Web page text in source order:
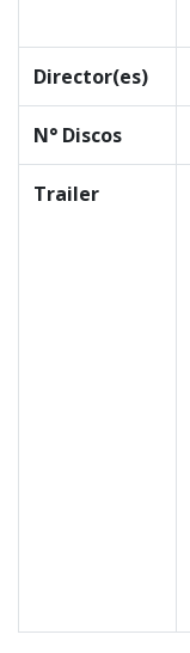
Director(es)
N° Discos
Trailer